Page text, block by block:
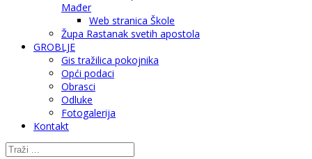
Mađer
Web stranica Škole
Župa Rastanak svetih apostola
GROBLJE
Gis tražilica pokojnika
Opći podaci
Obrasci
Odluke
Fotogalerija
Kontakt